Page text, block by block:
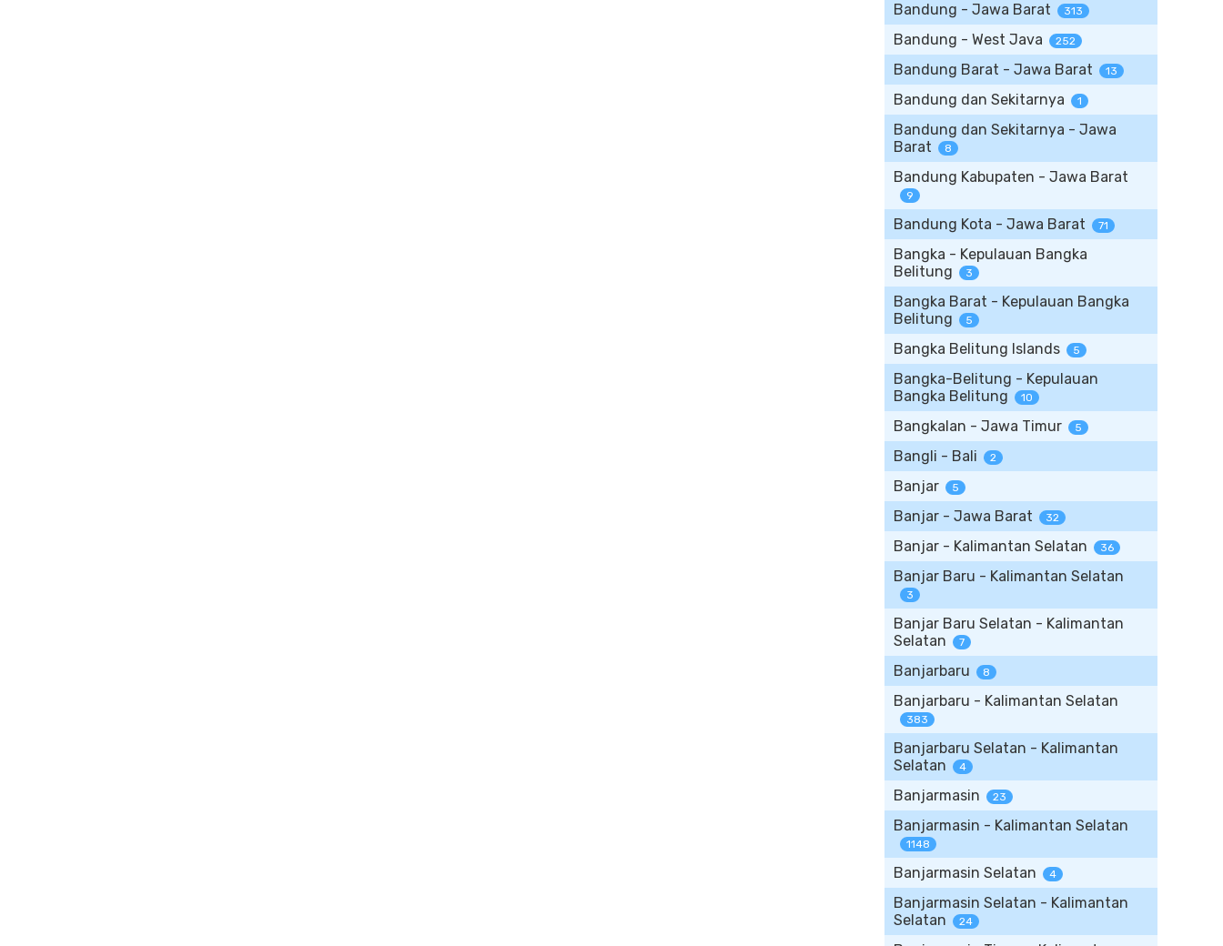
Bandung - Jawa Barat 313
Bandung - West Java 252
Bandung Barat - Jawa Barat 13
Bandung dan Sekitarnya 1
Bandung dan Sekitarnya - Jawa
Barat
8
Bandung Kabupaten - Jawa Barat
9
Bandung Kota - Jawa Barat 71
Bangka - Kepulauan Bangka
Belitung
3
Bangka Barat - Kepulauan Bangka
Belitung
5
Bangka Belitung Islands 5
Bangka-Belitung - Kepulauan
Bangka Belitung
10
Bangkalan - Jawa Timur 5
Bangli - Bali 2
Banjar 5
Banjar - Jawa Barat 32
Banjar - Kalimantan Selatan 36
Banjar Baru - Kalimantan Selatan
3
Banjar Baru Selatan - Kalimantan
Selatan
7
Banjarbaru 8
Banjarbaru - Kalimantan Selatan
383
Banjarbaru Selatan - Kalimantan
Selatan
4
Banjarmasin 23
Banjarmasin - Kalimantan Selatan
1148
Banjarmasin Selatan 4
Banjarmasin Selatan - Kalimantan
Selatan
24